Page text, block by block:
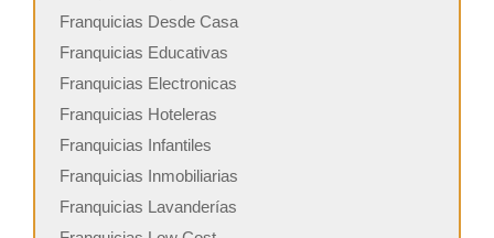
Franquicias Desde Casa
Franquicias Educativas
Franquicias Electronicas
Franquicias Hoteleras
Franquicias Infantiles
Franquicias Inmobiliarias
Franquicias Lavanderías